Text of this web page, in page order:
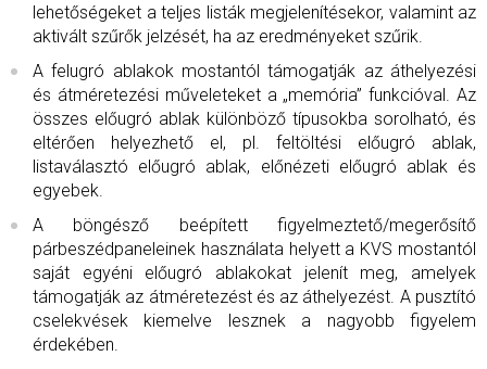
lehetőségeket a teljes listák megjelenítésekor, valamint az
aktivált szűrők jelzését, ha az eredményeket szűrik.
A felugró ablakok mostantól támogatják az áthelyezési
és átméretezési műveleteket a „memória” funkcióval. Az
összes előugró ablak különböző típusokba sorolható, és
eltérően helyezhető el, pl. feltöltési előugró ablak,
listaválasztó előugró ablak, előnézeti előugró ablak és
egyebek.
A böngésző beépített figyelmeztető/megerősítő
párbeszédpaneleinek használata helyett a KVS mostantól
saját egyéni előugró ablakokat jelenít meg, amelyek
támogatják az átméretezést és az áthelyezést. A pusztító
cselekvések kiemelve lesznek a nagyobb figyelem
érdekében.